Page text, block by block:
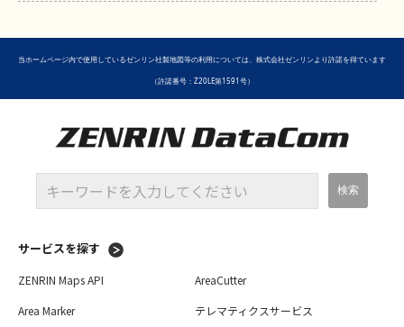
当ホームページ内で使用しているゼンリン社製地図等の利用については、株式会社ゼンリンより許諾を得ています
（許諾番号：Z20LE第1591号）
サービスを探す
ZENRIN Maps API
Area Marker
AreaCutter
テレマティクスサービス